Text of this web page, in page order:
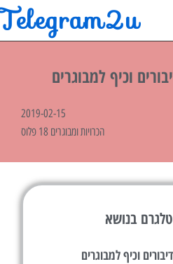
Telegram2u
וכיף למבוגרים
2019-02-15
הכרויות ומבוגרים 18 פלוס
בנושא
וכיף למבוגרים